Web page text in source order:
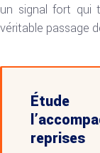
un signal fort qui
véritable passage
reprises